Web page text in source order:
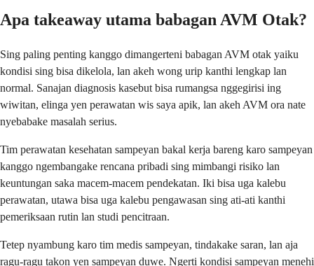
Apa takeaway utama babagan AVM Otak?
Sing paling penting kanggo dimangerteni babagan AVM otak yaiku
kondisi sing bisa dikelola, lan akeh wong urip kanthi lengkap lan
normal. Sanajan diagnosis kasebut bisa rumangsa nggegirisi ing
wiwitan, elinga yen perawatan wis saya apik, lan akeh AVM ora nate
nyebabake masalah serius.
Tim perawatan kesehatan sampeyan bakal kerja bareng karo sampeyan
kanggo ngembangake rencana pribadi sing mimbangi risiko lan
keuntungan saka macem-macem pendekatan. Iki bisa uga kalebu
perawatan, utawa bisa uga kalebu pengawasan sing ati-ati kanthi
pemeriksaan rutin lan studi pencitraan.
Tetep nyambung karo tim medis sampeyan, tindakake saran, lan aja
ragu-ragu takon yen sampeyan duwe. Ngerti kondisi sampeyan menehi